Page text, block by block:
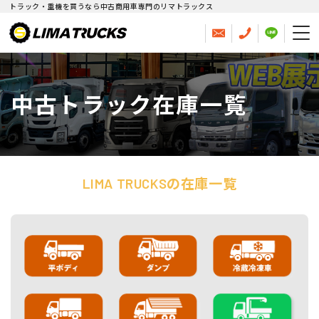
トラック・重機を買うなら中古商用車専門のリマトラックス
中古トラック在庫一覧
LIMA TRUCKSの在庫一覧